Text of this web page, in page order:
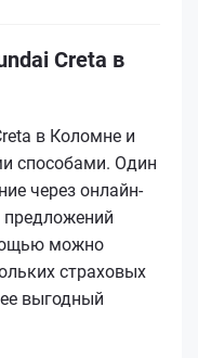
Creta в
в Коломне и
способами. Один
через онлайн-
предложений
можно
страховых
выгодный